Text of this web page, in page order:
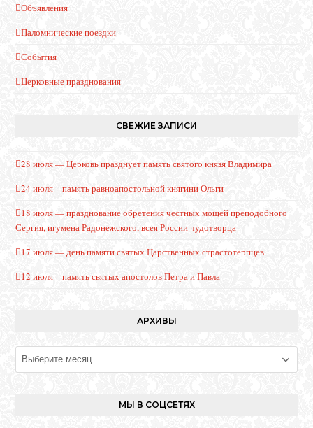
Объявления
Паломнические поездки
События
Церковные празднования
СВЕЖИЕ ЗАПИСИ
28 июля — Церковь празднует память святого князя Владимира
24 июля – память равноапостольной княгини Ольги
18 июля — празднование обретения честных мощей преподобного
Сергия, игумена Радонежского, всея России чудотворца
17 июля — день памяти святых Царственных страстотерпцев
12 июля – память святых апостолов Петра и Павла
АРХИВЫ
Архивы
МЫ В СОЦСЕТЯХ